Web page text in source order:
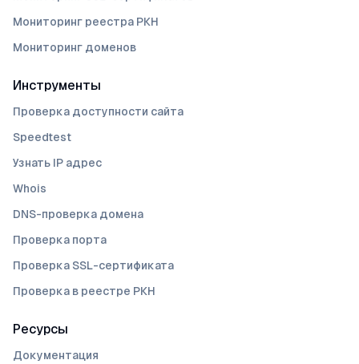
Мониторинг реестра РКН
Мониторинг доменов
Инструменты
Проверка доступности сайта
Speedtest
Узнать IP адрес
Whois
DNS-проверка домена
Проверка порта
Проверка SSL-сертификата
Проверка в реестре РКН
Ресурсы
Документация